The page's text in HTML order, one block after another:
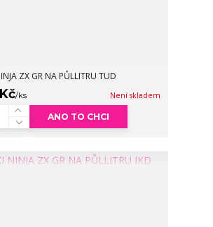
ZX GR NA PŮLLITRU TUD
/ks Není skladem
ANO TO CHCI